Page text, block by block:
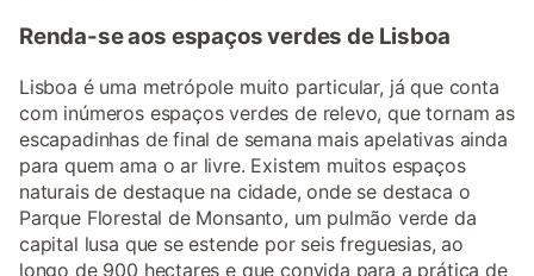
Renda-se aos espaços verdes de Lisboa
Lisboa é uma metrópole muito particular, já que conta
com inúmeros espaços verdes de relevo, que tornam as
escapadinhas de final de semana mais apelativas ainda
para quem ama o ar livre. Existem muitos espaços
naturais de destaque na cidade, onde se destaca o
Parque Florestal de Monsanto, um pulmão verde da
capital lusa que se estende por seis freguesias, ao
longo de 900 hectares e que convida para a prática de